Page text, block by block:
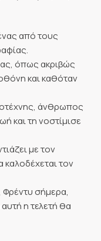
από τους
όπως ακριβώς
και καθόταν
άνθρωπος
και τη νοστίμισε
με τον
καλοδέχεται τον
σήμερα,
η τελετή θα